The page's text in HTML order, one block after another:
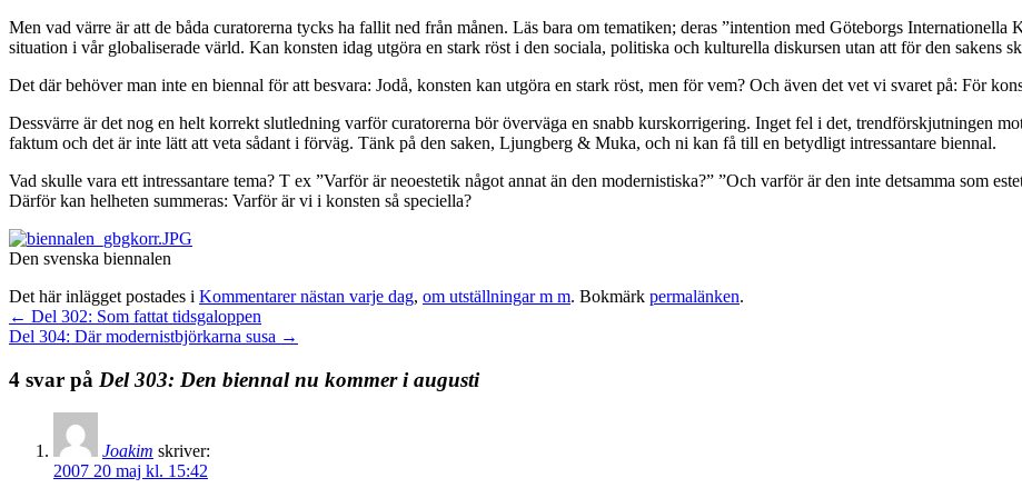
Men vad värre är att de båda curatorerna tycks ha fallit ned från månen. Läs bara om tematiken; deras ”intention med Göteborgs Internationella
situation i vår globaliserade värld. Kan konsten idag utgöra en stark röst i den sociala, politiska och kulturella diskursen utan att för den sakens
Det där behöver man inte en biennal för att besvara: Jodå, konsten kan utgöra en stark röst, men för vem? Och även det vet vi svaret på: För
Dessvärre är det nog en helt korrekt slutledning varför curatorerna bör överväga en snabb kurskorrigering. Inget fel i det, trendförskjutningen
faktum och det är inte lätt att veta sådant i förväg. Tänk på den saken, Ljungberg & Muka, och ni kan få till en betydligt intressantare biennal.
Vad skulle vara ett intressantare tema? T ex ”Varför är neoestetik något annat än den modernistiska?” ”Och varför är den inte detsamma som
Därför kan helheten summeras: Varför är vi i konsten så speciella?
Den svenska biennalen
Det här inlägget postades i Kommentarer nästan varje dag, om utställningar m m. Bokmärk permalänken.
← Del 302: Som fattat tidsgaloppen
Del 304: Där modernistbjörkarna susa →
4 svar på Del 303: Den biennal nu kommer i augusti
Joakim skriver:
2007 20 maj kl. 15:42